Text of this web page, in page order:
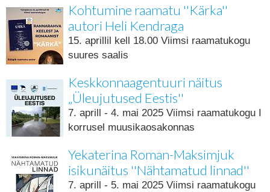
Kohtumine raamatu ''Kärka''
autori Heli Kendraga
15. aprillil kell 18.00 Viimsi raamatukogu
suures saalis
Keskkonnaagentuuri näitus
„Üleujutused Eestis''
7. aprill - 4. mai 2025 Viimsi raamatukogu I
korrusel muusikaosakonnas
Yekaterina Roman-Maksimjuk
isikunäitus ''Nähtamatud linnad''
7. aprill - 5. mai 2025 Viimsi raamatukogu